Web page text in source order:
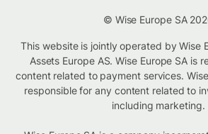
© Wise Europe SA
This website is jointly operated by Wise
Assets Europe AS. Wise Europe SA is
content related to payment services.
responsible for any content related to
including marketing.